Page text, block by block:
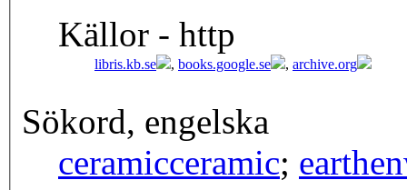
Källor - http
libris.kb.se , books.google.se , archive.org
Sökord, engelska
ceramicceramic;